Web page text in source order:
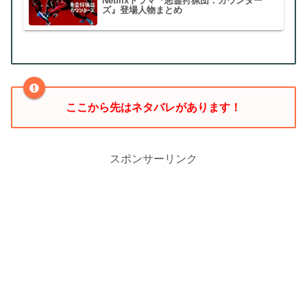
ズ』登場人物まとめ
ここから先はネタバレがあります！
スポンサーリンク